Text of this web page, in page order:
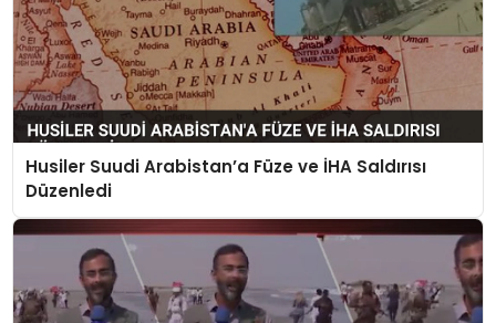
Husiler Suudi Arabistan’a Füze ve İHA Saldırısı
Düzenledi